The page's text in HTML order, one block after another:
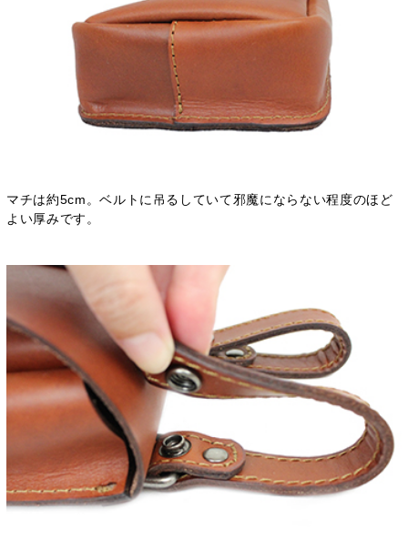
マチは約5cm。ベルトに吊るしていて邪魔にならない程度のほど
よい厚みです。